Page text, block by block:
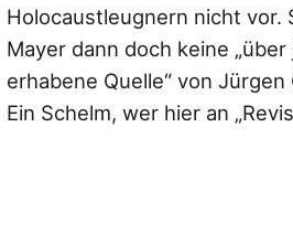
Holocaustleugnern nicht vor.
Mayer dann doch keine
erhabene Quelle“ von Jürgen
Ein Schelm, wer hier an